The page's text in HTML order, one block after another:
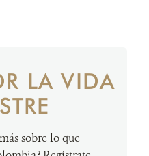
LA VIDA
sobre lo que